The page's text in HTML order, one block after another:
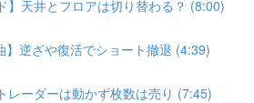
】天井とフロアは切り替わる？ (8:00)
】逆ざや復活でショート撤退 (4:39)
レーダーは動かず枚数は売り (7:45)